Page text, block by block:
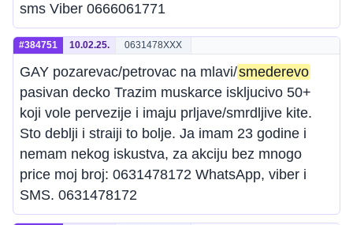
sms Viber 0666061771
#384751 10.02.25. 0631478XXX
GAY pozarevac/petrovac na mlavi/smederevo
pasivan decko Trazim muskarce iskljucivo 50+
koji vole pervezije i imaju prljave/smrdljive kite.
Sto deblji i straiji to bolje. Ja imam 23 godine i
nemam nekog iskustva, za akciju bez mnogo
price moj broj: 0631478172 WhatsApp, viber i
SMS. 0631478172